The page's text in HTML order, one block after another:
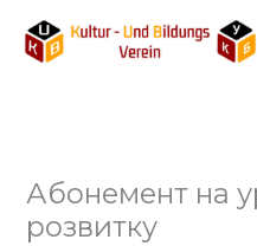
вмісту
Абонемент на
розвитку